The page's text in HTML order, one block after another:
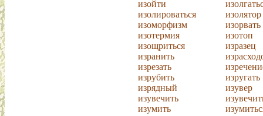
изойти
изолироваться
изолятор
изоморфизм
изорвать
изотермия
изотоп
изощриться
изразец
изранить
изрезать
изрубить
изругать
изрядный
изувер
изувечить
изумить